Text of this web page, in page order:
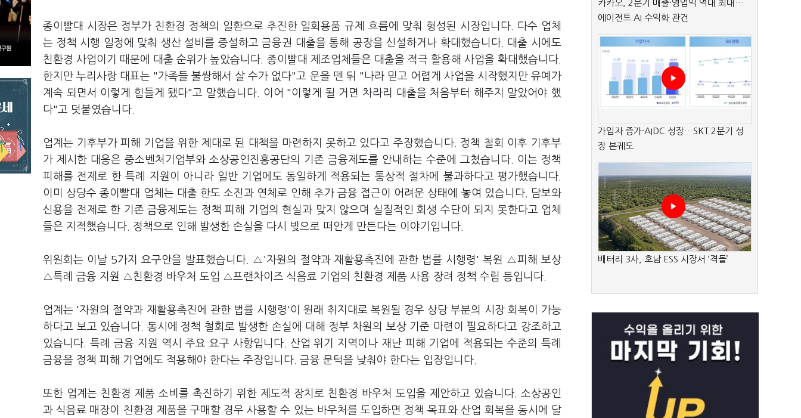
종이빨대 시장은 정부가 친환경 정책의 일환으로 추진한 일회용품 규제 흐름에 맞춰 형성된 시장입니다. 다수 업체
는 정책 시행 일정에 맞춰 생산 설비를 증설하고 금융권 대출을 통해 공장을 신설하거나 확대했습니다. 대출 시에도
친환경 사업이기 때문에 대출 순위가 높았습니다. 종이빨대 제조업체들은 대출을 적극 활용해 사업을 확대했습니다.
한지만 누리사랑 대표는 "가족들 불쌍해서 살 수가 없다"고 운을 뗀 뒤 "나라 믿고 어렵게 사업을 시작했지만 유예가
계속 되면서 이렇게 힘들게 됐다"고 말했습니다. 이어 "이렇게 될 거면 차라리 대출을 처음부터 해주지 말았어야 했
다"고 덧붙였습니다.
업계는 기후부가 피해 기업을 위한 제대로 된 대책을 마련하지 못하고 있다고 주장했습니다. 정책 철회 이후 기후부
가 제시한 대응은 중소벤처기업부와 소상공인진흥공단의 기존 금융제도를 안내하는 수준에 그쳤습니다. 이는 정책
피해를 전제로 한 특례 지원이 아니라 일반 기업에도 동일하게 적용되는 통상적 절차에 불과하다고 평가했습니다.
이미 상당수 종이빨대 업체는 대출 한도 소진과 연체로 인해 추가 금융 접근이 어려운 상태에 놓여 있습니다. 담보와
신용을 전제로 한 기존 금융제도는 정책 피해 기업의 현실과 맞지 않으며 실질적인 회생 수단이 되지 못한다고 업체
들은 지적했습니다. 정책으로 인해 발생한 손실을 다시 빚으로 떠안게 만든다는 이야기입니다.
위원회는 이날 5가지 요구안을 발표했습니다. △'자원의 절약과 재활용촉진에 관한 법률 시행령' 복원 △피해 보상
△특례 금융 지원 △친환경 바우처 도입 △프랜차이즈 식음료 기업의 친환경 제품 사용 장려 정책 수립 등입니다.
업계는 '자원의 절약과 재활용촉진에 관한 법률 시행령'이 원래 취지대로 복원될 경우 상당 부분의 시장 회복이 가능
하다고 보고 있습니다. 동시에 정책 철회로 발생한 손실에 대해 정부 차원의 보상 기준 마련이 필요하다고 강조하고
있습니다. 특례 금융 지원 역시 주요 요구 사항입니다. 산업 위기 지역이나 재난 피해 기업에 적용되는 수준의 특례
금융을 정책 피해 기업에도 적용해야 한다는 주장입니다. 금융 문턱을 낮춰야 한다는 입장입니다.
또한 업계는 친환경 제품 소비를 촉진하기 위한 제도적 장치로 친환경 바우처 도입을 제안하고 있습니다. 소상공인
과 식음료 매장이 친환경 제품을 구매할 경우 사용할 수 있는 바우처를 도입하면 정책 목표와 산업 회복을 동시에 달
카카오, 2분기 매출·영업익 역대 최대…
에이전트 AI 수익화 관건
가입자 증가·AIDC 성장…SKT 2분기 성
장 본궤도
배터리 3사, 호남 ESS 시장서 ‘격돌’